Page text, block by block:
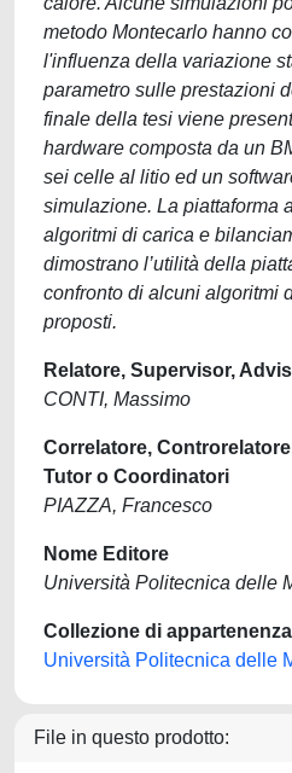
metodo Montecarlo hanno
l'influenza della variazione
parametro sulle prestazioni
finale della tesi viene
hardware composta da un
sei celle al litio ed un
simulazione. La piattaforma
algoritmi di carica e
dimostrano l’utilità della
confronto di alcuni algoritmi
proposti.
Relatore, Supervisor,
CONTI, Massimo
Correlatore,
Tutor o Coordinatori
PIAZZA, Francesco
Nome Editore
Università Politecnica delle
Collezione di appartenenza
Università Politecnica delle
File in questo prodotto: